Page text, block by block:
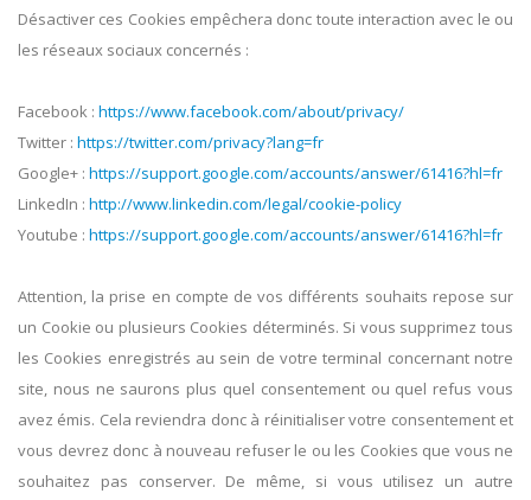
Désactiver ces Cookies empêchera donc toute interaction avec le ou
les réseaux sociaux concernés :
Facebook : https://www.facebook.com/about/privacy/
Twitter : https://twitter.com/privacy?lang=fr
Google+ : https://support.google.com/accounts/answer/61416?hl=fr
LinkedIn : http://www.linkedin.com/legal/cookie-policy
Youtube : https://support.google.com/accounts/answer/61416?hl=fr
Attention, la prise en compte de vos différents souhaits repose sur
un Cookie ou plusieurs Cookies déterminés. Si vous supprimez tous
les Cookies enregistrés au sein de votre terminal concernant notre
site, nous ne saurons plus quel consentement ou quel refus vous
avez émis. Cela reviendra donc à réinitialiser votre consentement et
vous devrez donc à nouveau refuser le ou les Cookies que vous ne
souhaitez pas conserver. De même, si vous utilisez un autre